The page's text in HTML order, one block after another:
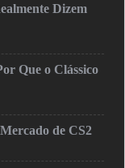
Dizem
Que o Clássico
de CS2